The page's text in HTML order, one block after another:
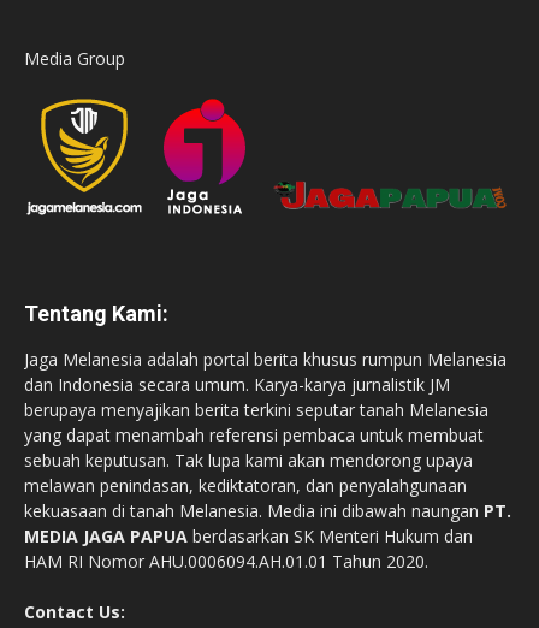
Media Group
Tentang Kami:
Jaga Melanesia adalah portal berita khusus rumpun Melanesia
dan Indonesia secara umum. Karya-karya jurnalistik JM
berupaya menyajikan berita terkini seputar tanah Melanesia
yang dapat menambah referensi pembaca untuk membuat
sebuah keputusan. Tak lupa kami akan mendorong upaya
melawan penindasan, kediktatoran, dan penyalahgunaan
kekuasaan di tanah Melanesia. Media ini dibawah naungan PT.
MEDIA JAGA PAPUA berdasarkan SK Menteri Hukum dan
HAM RI Nomor AHU.0006094.AH.01.01 Tahun 2020.
Contact Us: